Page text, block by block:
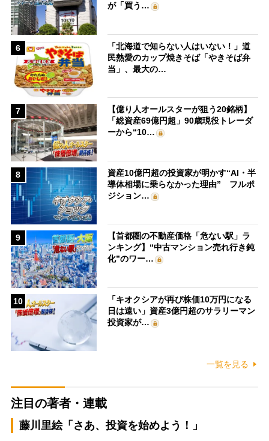
が「買う…
6
「北海道で知らない人はいない！」道
民熱愛のカップ焼きそば「やきそば弁
当」、最大の…
7
【億り人オールスターが狙う20銘柄】
「総資産69億円超」90歳現役トレーダ
ーから“10…
8
資産10億円超の投資家が明かす“AI・半
導体相場に乗らなかった理由” フルポ
ジション…
9
【首都圏の不動産価格「危ない駅」ラ
ンキング】“中古マンション売れ行き鈍
化”のワー…
10
「キオクシアが再び株価10万円になる
日は遠い」資産3億円超のサラリーマン
投資家が…
一覧を見る
注目の著者・連載
藤川里絵「さあ、投資を始めよう！」